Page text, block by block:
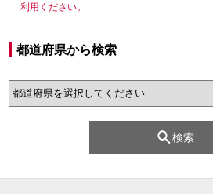
利用ください。
都道府県から検索
検索